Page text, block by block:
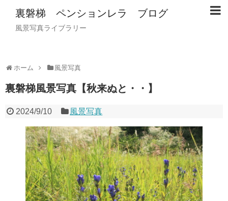
裏磐梯 ペンションレラ ブログ
風景写真ライブラリー
ホーム 風景写真
裏磐梯風景写真【秋来ぬと・・】
2024/9/10 風景写真